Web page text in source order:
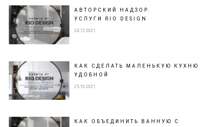
АВТОРСКИЙ НАДЗОР.
УСЛУГИ RIO DESIGN
24.12.2021
КАК СДЕЛАТЬ МАЛЕНЬКУЮ КУХНЮ
УДОБНОЙ
25.10.2021
КАК ОБЪЕДИНИТЬ ВАННУЮ С